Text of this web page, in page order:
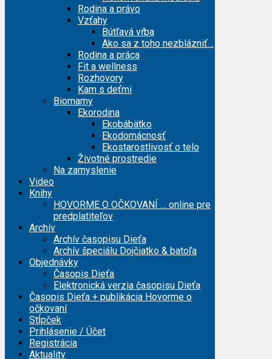
Rodina a právo
Vzťahy
Bútľavá vŕba
Ako sa z toho nezblázniť…
Rodina a práca
Fit a wellness
Rozhovory
Kam s deťmi
Biomamy
Ekorodina
Ekobábätko
Ekodomácnosť
Ekostarostlivosť o telo
Životné prostredie
Na zamyslenie
Video
Knihy
HOVORME O OČKOVANÍ … online pre
predplatiteľov
Archív
Archív časopisu Dieťa
Archív špeciálu Dojčiatko & batoľa
Objednávky
Časopis Dieťa
Elektronická verzia časopisu Dieťa
Časopis Dieťa + publikácia Hovorme o
očkovaní
Stĺpček
Prihlásenie / Účet
Registrácia
Aktuality